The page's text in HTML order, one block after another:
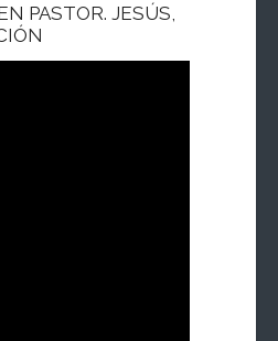
PASTOR. JESÚS,